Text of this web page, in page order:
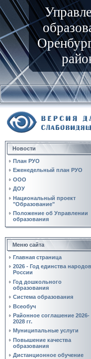
Новости
План РУО
Еженедельный план РУО
ООО
ДОУ
Национальный проект
"Образование"
Положение об Управлении
образования
Меню сайта
Главная страница
2026 - Год единства народов
России
Год дошкольного
образования
Система образования
Всеобуч
Районное соглашение 2026-
2028 гг.
Муниципальные услуги
Повышение качества
образования
Дистанционное обучение